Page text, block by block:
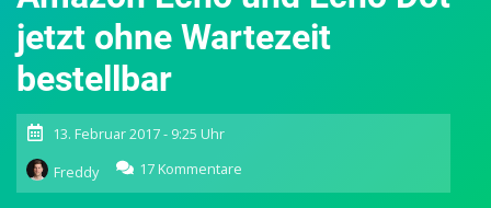
jetzt ohne Wartezeit
bestellbar
13. Februar 2017 - 9:25 Uhr
Freddy
17 Kommentare
Amazon